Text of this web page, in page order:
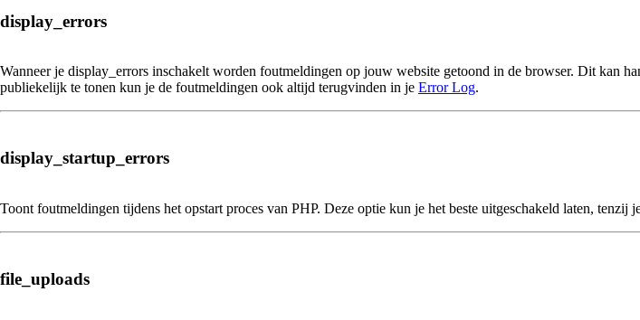
display_errors
Wanneer je display_errors inschakelt worden foutmeldingen op jouw website getoond in de browser. Dit kan
publiekelijk te tonen kun je de foutmeldingen ook altijd terugvinden in je Error Log.
display_startup_errors
Toont foutmeldingen tijdens het opstart proces van PHP. Deze optie kun je het beste uitgeschakeld laten, tenzij
file_uploads